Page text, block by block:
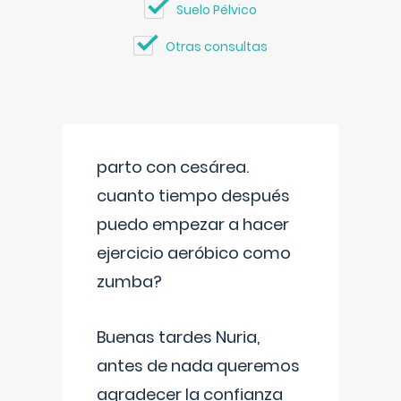
Suelo Pélvico
Otras consultas
parto con cesárea.
cuanto tiempo después
puedo empezar a hacer
ejercicio aeróbico como
zumba?
Buenas tardes Nuria,
antes de nada queremos
agradecer la confianza